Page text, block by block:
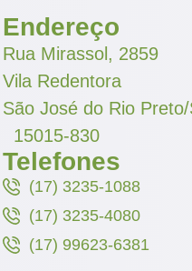
Endereço
Rua Mirassol, 2859
Vila Redentora
São José do Rio
15015-830
Telefones
(17) 3235-1088
(17) 3235-4080
(17) 99623-6381